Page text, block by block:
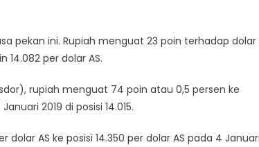
pekan ini. Rupiah menguat 23 poin terhadap dolar
14.082 per dolar AS.
rupiah menguat 74 poin atau 0,5 persen ke
2019 di posisi 14.015.
AS ke posisi 14.350 per dolar AS pada 4